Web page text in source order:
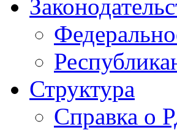
Структура
Справка о